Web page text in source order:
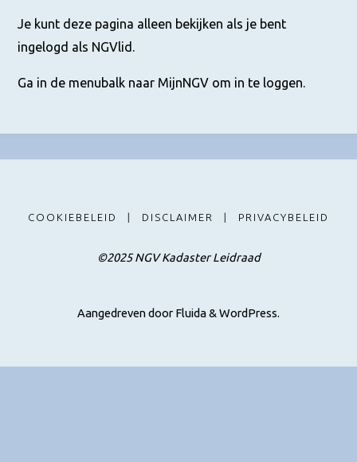
Je kunt deze pagina alleen bekijken als je bent
ingelogd als NGVlid.
Ga in de menubalk naar MijnNGV om in te loggen.
COOKIEBELEID | DISCLAIMER | PRIVACYBELEID
©2025 NGV Kadaster Leidraad
Aangedreven door Fluida& WordPress.